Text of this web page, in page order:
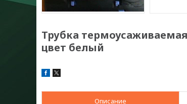
Трубка
цвет белый
Описание